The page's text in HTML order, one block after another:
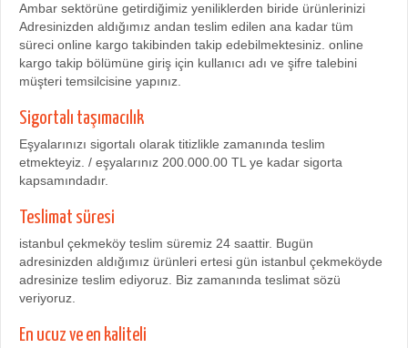
Ambar sektörüne getirdiğimiz yeniliklerden biride ürünlerinizi
Adresinizden aldığımız andan teslim edilen ana kadar tüm
süreci online kargo takibinden takip edebilmektesiniz. online
kargo takip bölümüne giriş için kullanıcı adı ve şifre talebini
müşteri temsilcisine yapınız.
Sigortalı taşımacılık
Eşyalarınızı sigortalı olarak titizlikle zamanında teslim
etmekteyiz. / eşyalarınız 200.000.00 TL ye kadar sigorta
kapsamındadır.
Teslimat süresi
istanbul çekmeköy teslim süremiz 24 saattir. Bugün
adresinizden aldığımız ürünleri ertesi gün istanbul çekmeköyde
adresinize teslim ediyoruz. Biz zamanında teslimat sözü
veriyoruz.
En ucuz ve en kaliteli